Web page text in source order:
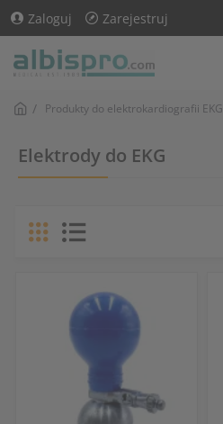
Zaloguj Zarejestruj
Produkty do elektrokardiografii EKG
Elektrody do EKG